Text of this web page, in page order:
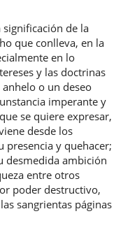
significación de la
que conlleva, en la
en lo
y las doctrinas
o un deseo
imperante y
se quiere expresar,
desde los
presencia y quehacer;
desmedida ambición
entre otros
poder destructivo,
sangrientas páginas